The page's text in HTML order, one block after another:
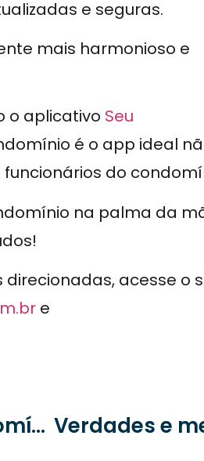
e seguras.
mais harmonioso e
o aplicativo Seu
é o app ideal
do
na palma da
acesse o
e
Como organizar assembleias de condomínio e evitar imprevistos